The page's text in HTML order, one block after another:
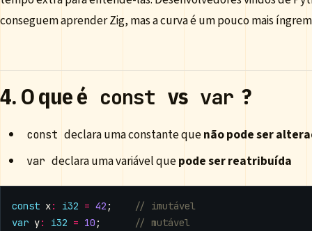
conseguem aprender Zig, mas a curva é um pouco mais
4. O que é const vs var ?
const declara uma constante quenão pode ser
var declara uma variável quepode ser reatribuída
const x: i32 = 42 ;
var y: i32 = 10 ;